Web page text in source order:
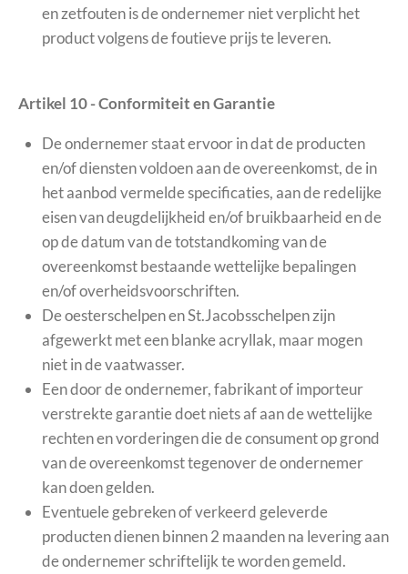
en zetfouten is de ondernemer niet verplicht het
product volgens de foutieve prijs te leveren.
Artikel 10 - Conformiteit en Garantie
De ondernemer staat ervoor in dat de producten
en/of diensten voldoen aan de overeenkomst, de in
het aanbod vermelde specificaties, aan de redelijke
eisen van deugdelijkheid en/of bruikbaarheid en de
op de datum van de totstandkoming van de
overeenkomst bestaande wettelijke bepalingen
en/of overheidsvoorschriften.
De oesterschelpen en St.Jacobsschelpen zijn
afgewerkt met een blanke acryllak, maar mogen
niet in de vaatwasser.
Een door de ondernemer, fabrikant of importeur
verstrekte garantie doet niets af aan de wettelijke
rechten en vorderingen die de consument op grond
van de overeenkomst tegenover de ondernemer
kan doen gelden.
Eventuele gebreken of verkeerd geleverde
producten dienen binnen 2 maanden na levering aan
de ondernemer schriftelijk te worden gemeld.